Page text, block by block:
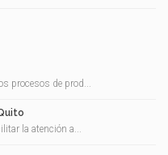
procesos de prod...
la atención a...